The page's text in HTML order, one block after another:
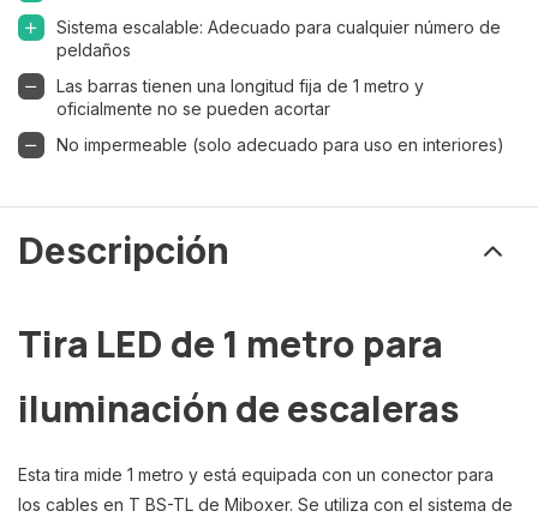
Sistema escalable: Adecuado para cualquier número de
peldaños
Las barras tienen una longitud fija de 1 metro y
oficialmente no se pueden acortar
No impermeable (solo adecuado para uso en interiores)
Descripción
Tira LED de 1 metro para
iluminación de escaleras
Esta tira mide 1 metro y está equipada con un conector para
los cables en T BS-TL de Miboxer. Se utiliza con el sistema de